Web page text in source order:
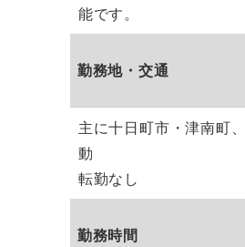
能です。
勤務地・交通
主に十日町市・津南町
動
転勤なし
勤務時間